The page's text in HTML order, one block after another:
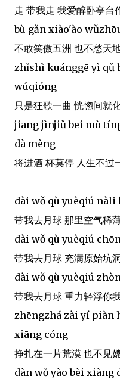
走 带我走 我爱醉卧亭台
bù gǎn xiào'ào
不敢笑傲五洲 也不愁天
zhǐshì kuánggē yì qǔ
wúqióng
只是狂歌一曲 恍惚间就
jiāng jìnjiǔ bēi mò
dà mèng
将进酒 杯莫停 人生不过
dài wǒ qù yuèqiú
带我去月球 那里空气稀
dài wǒ qù yuèqiú
带我去月球 充满原始坑
dài wǒ qù yuèqiú
带我去月球 重力轻浮你
zhēngzhá zài yí piàn
xiāng cóng
挣扎在一片荒漠 也不见
dàn wǒ yào bèi